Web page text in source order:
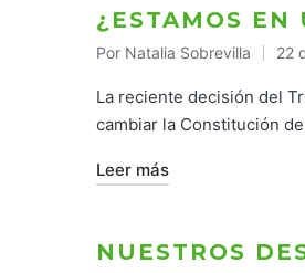
¿ESTAMOS EN
Publicado
por
Por Natalia Sobrevilla 22
La reciente decisión del
cambiar la Constitución
Leer más
NUESTROS